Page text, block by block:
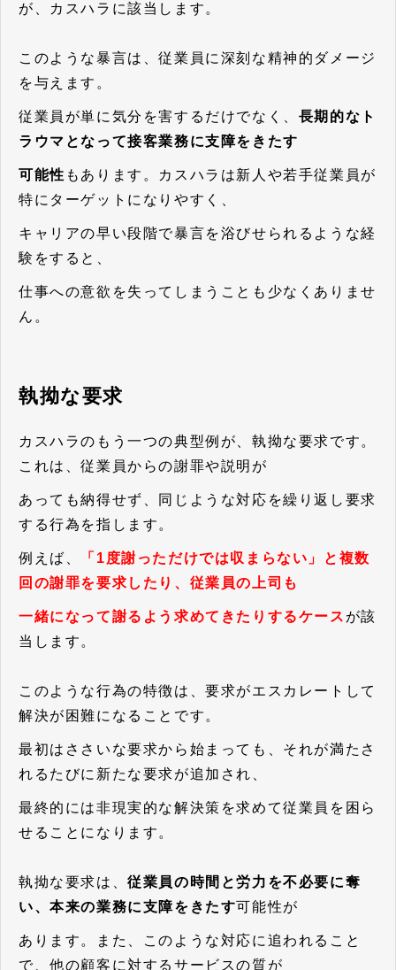
が、カスハラに該当します。
このような暴言は、従業員に深刻な精神的ダメージ
を与えます。
従業員が単に気分を害するだけでなく、 長期的なト
ラウマとなって接客業務に支障をきたす
可能性 もあります。カスハラは新人や若手従業員が
特にターゲットになりやすく、
キャリアの早い段階で暴言を浴びせられるような経
験をすると、
仕事への意欲を失ってしまうことも少なくありませ
ん。
執拗な要求
カスハラのもう一つの典型例が、執拗な要求です。
これは、従業員からの謝罪や説明が
あっても納得せず、同じような対応を繰り返し要求
する行為を指します。
例えば、
「1度謝っただけでは収まらない」と複数
回の謝罪を要求したり、従業員の上司も
一緒になって謝るよう求めてきたりするケース が該
当します。
このような行為の特徴は、要求がエスカレートして
解決が困難になることです。
最初はささいな要求から始まっても、それが満たさ
れるたびに新たな要求が追加され、
最終的には非現実的な解決策を求めて従業員を困ら
せることになります。
執拗な要求は、従業員の時間と労力を不必要に奪
い、本来の業務に支障をきたす可能性が
あります。また、このような対応に追われること
で、他の顧客に対するサービスの質が